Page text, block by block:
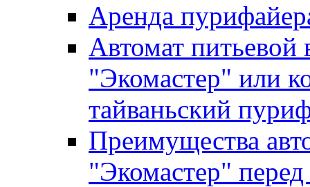
Аренда
Автомат
"Экомастер" или
тайваньский
Преимущества
"Экомастер"